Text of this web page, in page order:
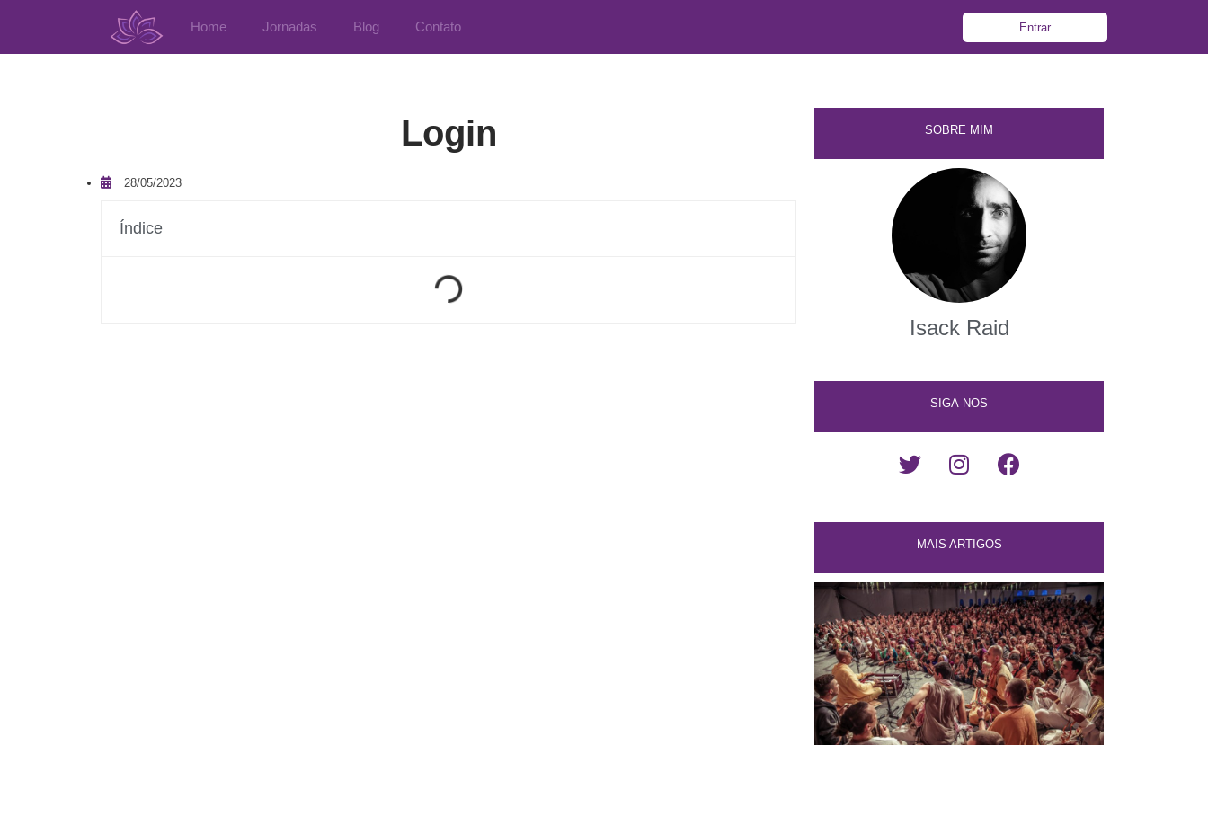
Home Jornadas Blog Contato Entrar
Login
28/05/2023
Índice
SOBRE MIM
Isack Raid
SIGA-NOS
MAIS ARTIGOS